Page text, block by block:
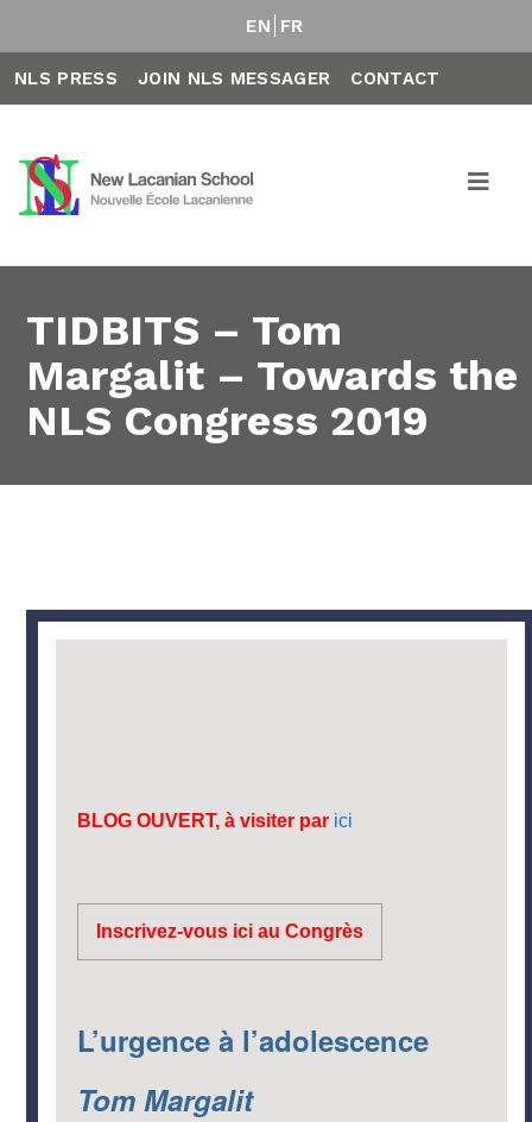
EN FR
NLS PRESS JOIN NLS MESSAGER CONTACT
TIDBITS – Tom
Margalit – Towards the
NLS Congress 2019
BLOG OUVERT, à visiter par ici
Inscrivez-vous ici au Congrès
L’urgence à l’adolescence
Tom Margalit